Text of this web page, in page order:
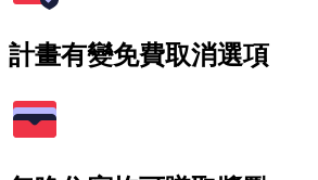
計畫有變免費取消選項